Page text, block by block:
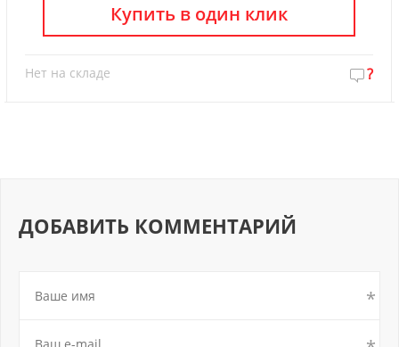
Нет на складе ?
Купить в один клик
ДОБАВИТЬ КОММЕНТАРИЙ